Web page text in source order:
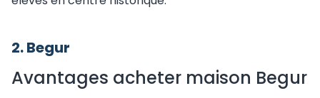
2. Begur
Avantages acheter maison Begur